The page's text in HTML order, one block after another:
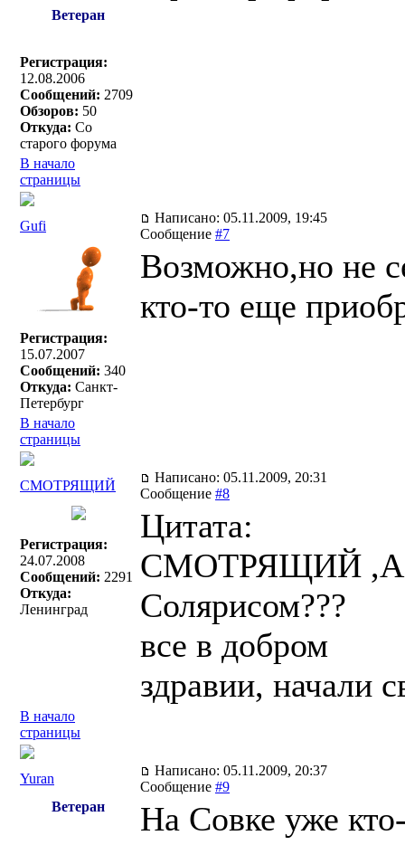
Ветеран
Регистрация:
12.08.2006
Сообщений: 2709
Обзоров: 50
Откуда: Со
старого форума
В начало
страницы
Gufi
Написано: 05.11.2009, 19:45
Сообщение #7
Регистрация:
15.07.2007
Сообщений: 340
Откуда: Санкт-
Петербург
Возможно,но не
кто-то еще
В начало
страницы
СМОТРЯЩИЙ
Написано: 05.11.2009, 20:31
Сообщение #8
Регистрация:
24.07.2008
Сообщений: 2291
Откуда:
Ленинград
Цитата:
СМОТРЯЩИЙ ,А
Солярисом???
все в добром
здравии, начали
В начало
страницы
Yuran
Написано: 05.11.2009, 20:37
Сообщение #9
Ветеран
На Совке уже